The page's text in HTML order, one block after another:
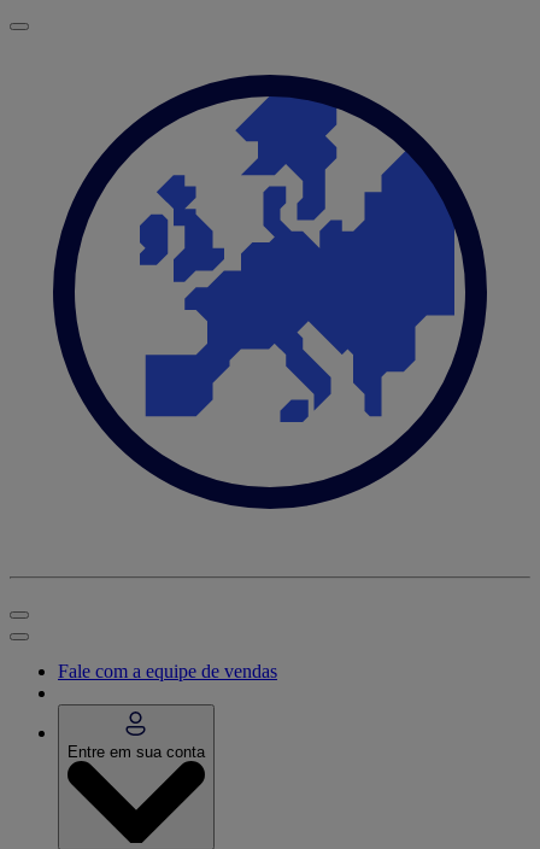
Fale com a equipe de vendas
Entre em sua conta